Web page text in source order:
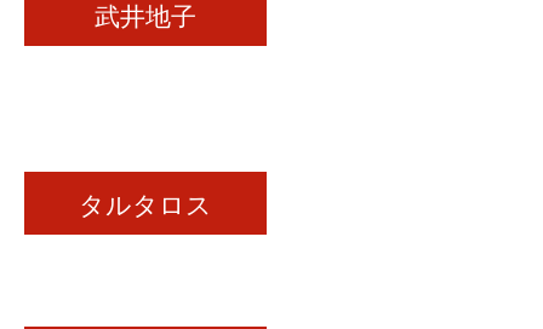
武井地子
タルタロス